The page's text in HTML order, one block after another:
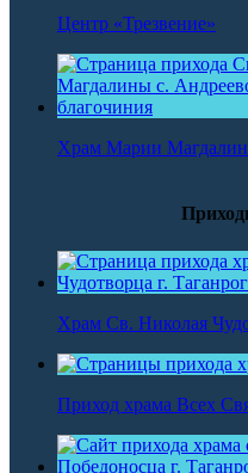
Центр «Трезвение»
Храм Марии
Храм Св. Николая
Приход храма Всех